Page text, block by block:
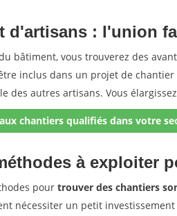
d'artisans : l'union
bâtiment, vous trouverez des
inclus dans un projet de
des autres artisans. Vous
chantiers qualifiés dans votre
à exploiter
pour trouver des chantiers
nécessiter un petit